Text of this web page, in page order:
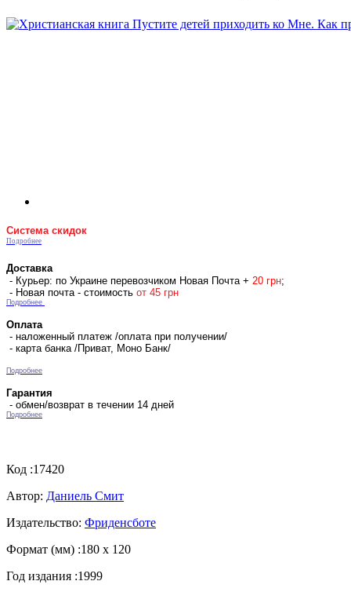
Система скидок
Подробнее
Доставка
- Курьер: по Украине перевозчиком Новая Почта + 20 грн;
- Новая почта - стоимость от 45 грн
Подробнее
Оплата
- наложенный платеж /оплата при получении/
- карта банка /Приват, Моно Банк/
Подробнее
Гарантия
- обмен/возврат в течении 14 дней
Подробнее
Код :17420
Автор: Даниель Смит
Издательство: Фриденсботе
Формат (мм) :180 х 120
Год издания :1999